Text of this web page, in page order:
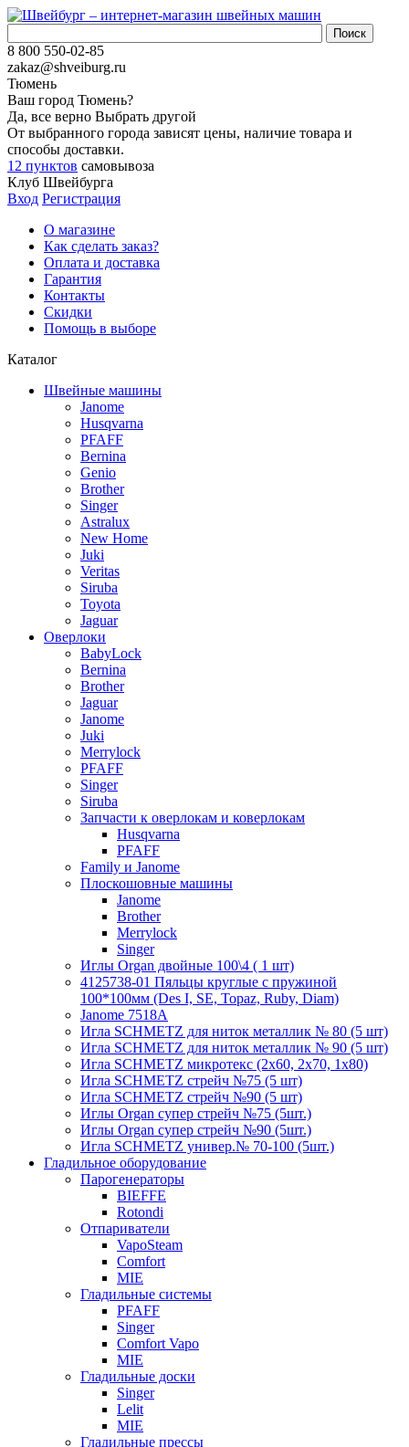
8 800 550-02-85
zakaz@shveiburg.ru
Тюмень
Ваш город Тюмень?
Да, все верно Выбрать другой
От выбранного города зависят цены, наличие товара и
способы доставки.
12 пунктов самовывоза
Клуб Швейбурга
Вход Регистрация
О магазине
Как сделать заказ?
Оплата и доставка
Гарантия
Контакты
Скидки
Помощь в выборе
Каталог
Швейные машины
Janome
Husqvarna
PFAFF
Bernina
Genio
Brother
Singer
Astralux
New Home
Juki
Veritas
Siruba
Toyota
Jaguar
Оверлоки
BabyLock
Bernina
Brother
Jaguar
Janome
Juki
Merrylock
PFAFF
Singer
Siruba
Запчасти к оверлокам и коверлокам
Husqvarna
PFAFF
Family и Janome
Плоскошовные машины
Janome
Brother
Merrylock
Singer
Иглы Organ двойные 100\4 ( 1 шт)
4125738-01 Пяльцы круглые с пружиной
100*100мм (Des I, SE, Topaz, Ruby, Diam)
Janome 7518A
Игла SCHMETZ для ниток металлик № 80 (5 шт)
Игла SCHMETZ для ниток металлик № 90 (5 шт)
Игла SCHMETZ микротекс (2х60, 2х70, 1х80)
Игла SCHMETZ стрейч №75 (5 шт)
Игла SCHMETZ стрейч №90 (5 шт)
Иглы Organ супер стрейч №75 (5шт.)
Иглы Organ супер стрейч №90 (5шт.)
Игла SCHMETZ универ.№ 70-100 (5шт.)
Гладильное оборудование
Парогенераторы
BIEFFE
Rotondi
Отпариватели
VapoSteam
Comfort
MIE
Гладильные системы
PFAFF
Singer
Comfort Vapo
MIE
Гладильные доски
Singer
Lelit
MIE
Гладильные прессы